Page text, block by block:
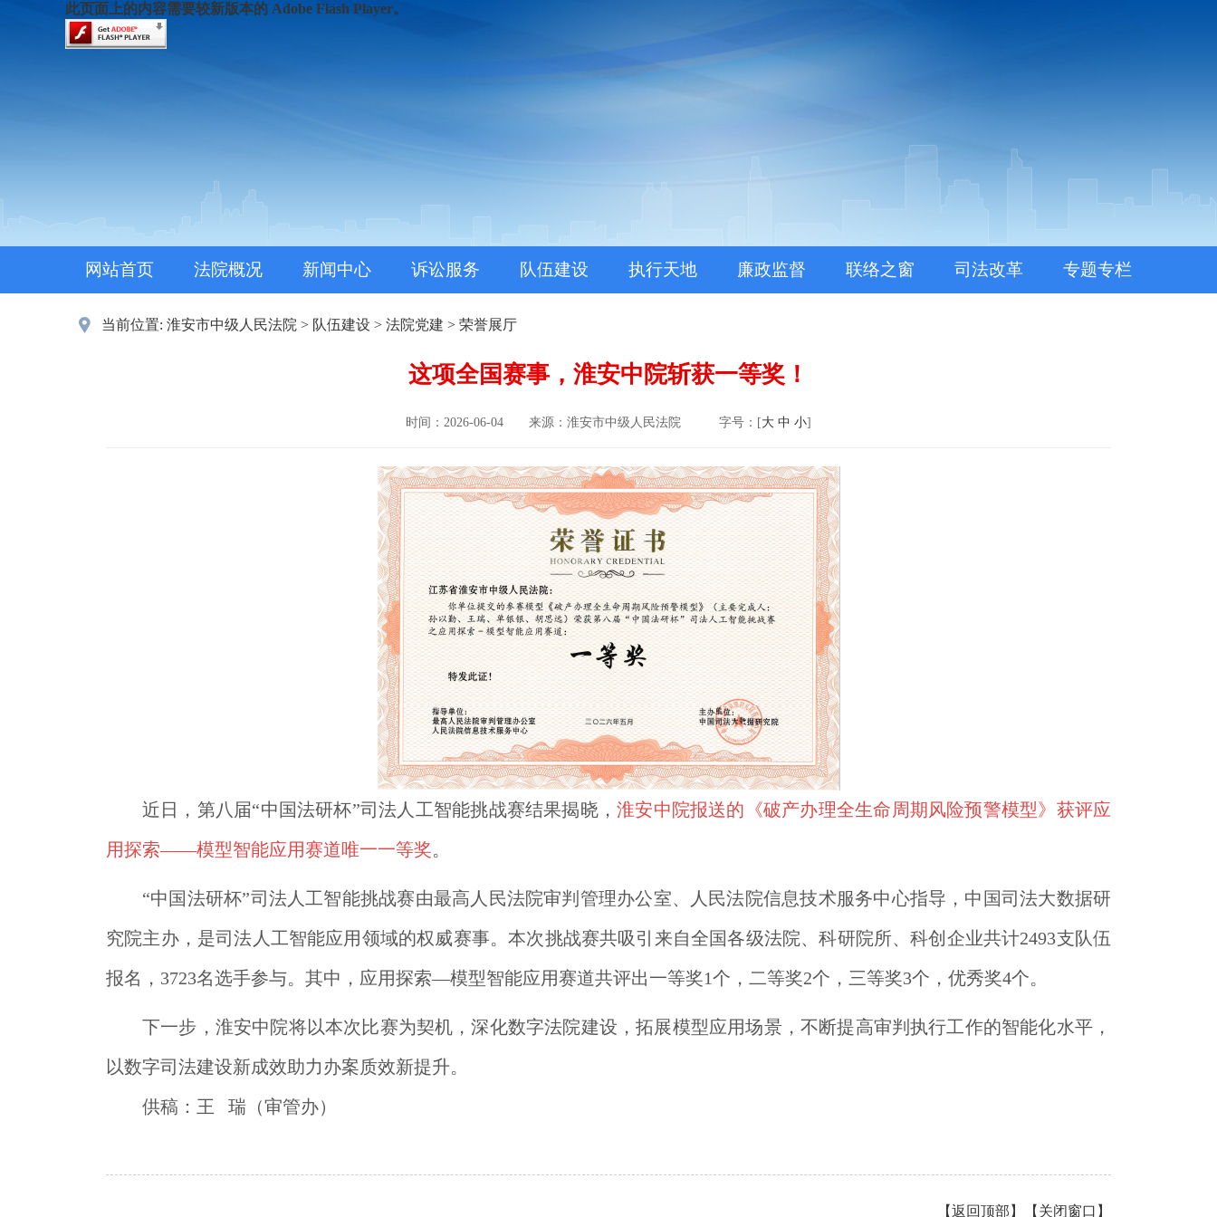
此页面上的内容需要较新版本的 Adobe Flash Player。
网站首页 法院概况 新闻中心 诉讼服务 队伍建设 执行天地 廉政监督 联络之窗 司法改革 专题专栏
当前位置: 淮安市中级人民法院 > 队伍建设 > 法院党建 > 荣誉展厅
这项全国赛事，淮安中院斩获一等奖！
时间：2026-06-04 来源：淮安市中级人民法院 字号：[大 中 小]
近日，第八届“中国法研杯”司法人工智能挑战赛结果揭晓，淮安中院报送的《破产办理全生命周期风险预警模型》获评应
用探索——模型智能应用赛道唯一一等奖。
“中国法研杯”司法人工智能挑战赛由最高人民法院审判管理办公室、人民法院信息技术服务中心指导，中国司法大数据研
究院主办，是司法人工智能应用领域的权威赛事。本次挑战赛共吸引来自全国各级法院、科研院所、科创企业共计2493支队伍
报名，3723名选手参与。其中，应用探索—模型智能应用赛道共评出一等奖1个，二等奖2个，三等奖3个，优秀奖4个。
下一步，淮安中院将以本次比赛为契机，深化数字法院建设，拓展模型应用场景，不断提高审判执行工作的智能化水平，
以数字司法建设新成效助力办案质效新提升。
供稿：王   瑞（审管办）
【返回顶部 】【 关闭窗口 】